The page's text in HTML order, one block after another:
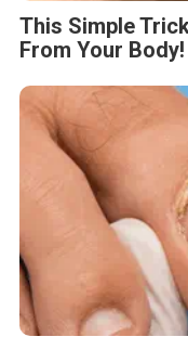
This Simple
From Your Body!